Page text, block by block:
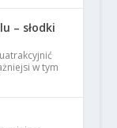
– słodki
w tym